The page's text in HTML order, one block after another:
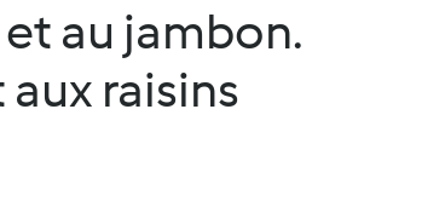
au jambon.
raisins